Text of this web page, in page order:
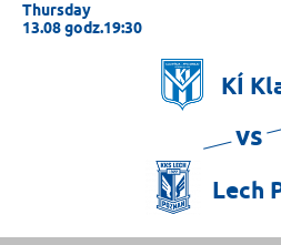
Thursday
13.08 godz.19:30
KÍ
vs
Lech